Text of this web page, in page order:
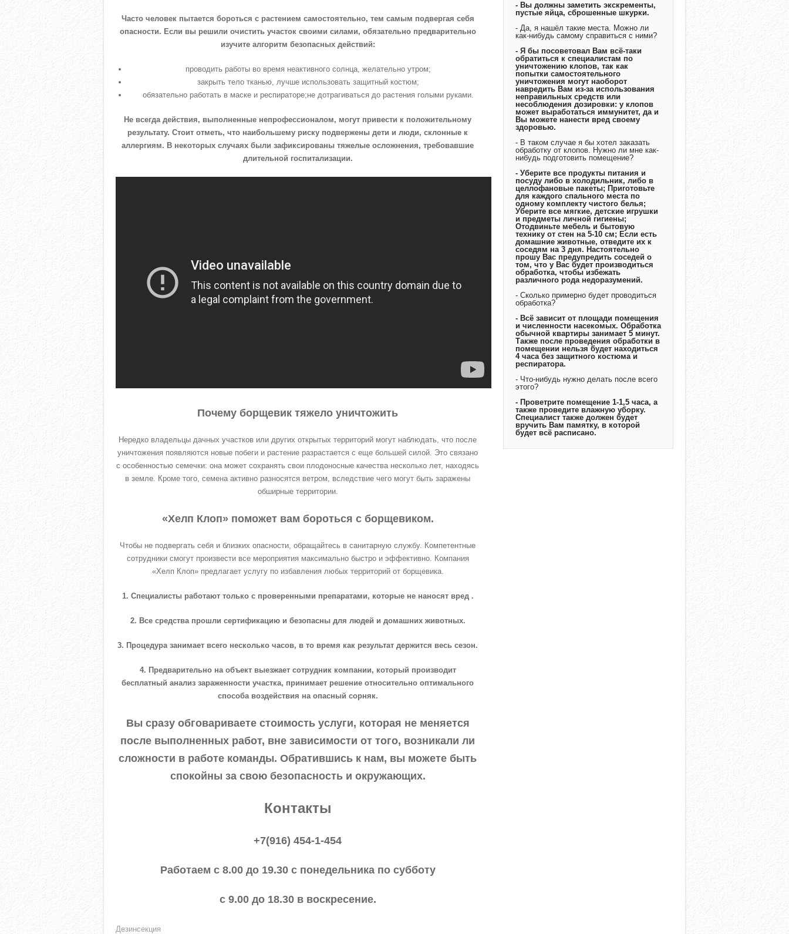
Часто человек пытается бороться с растением самостоятельно, тем самым подвергая себя
опасности. Если вы решили очистить участок своими силами, обязательно предварительно
изучите алгоритм безопасных действий:
проводить работы во время неактивного солнца, желательно утром;
закрыть тело тканью, лучше использовать защитный костюм;
обязательно работать в маске и респираторе;не дотрагиваться до растения голыми руками.
Не всегда действия, выполненные непрофессионалом, могут привести к положительному
результату. Стоит отметь, что наибольшему риску подвержены дети и люди, склонные к
аллергиям. В некоторых случаях были зафиксированы тяжелые осложнения, требовавшие
длительной госпитализации.
Почему борщевик тяжело уничтожить
Нередко владельцы дачных участков или других открытых территорий могут наблюдать, что после
уничтожения появляются новые побеги и растение разрастается с еще большей силой. Это связано
с особенностью семечки: она может сохранять свои плодоносные качества несколько лет, находясь
в земле. Кроме того, семена активно разносятся ветром, вследствие чего могут быть заражены
обширные территории.
«Хелп Клоп» поможет вам бороться с борщевиком.
Чтобы не подвергать себя и близких опасности, обращайтесь в санитарную службу. Компетентные
сотрудники смогут произвести все мероприятия максимально быстро и эффективно. Компания
«Хелп Клоп» предлагает услугу по избавления любых территорий от борщевика.
1. Специалисты работают только с проверенными препаратами, которые не наносят вред .
2. Все средства прошли сертификацию и безопасны для людей и домашних животных.
3. Процедура занимает всего несколько часов, в то время как результат держится весь сезон.
4. Предварительно на объект выезжает сотрудник компании, который производит
бесплатный анализ зараженности участка, принимает решение относительно оптимального
способа воздействия на опасный сорняк.
Вы сразу обговариваете стоимость услуги, которая не меняется
после выполненных работ, вне зависимости от того, возникали ли
сложности в работе команды. Обратившись к нам, вы можете быть
спокойны за свою безопасность и окружающих.
Контакты
+7(916) 454-1-454
Работаем с 8.00 до 19.30 с понедельника по субботу
с 9.00 до 18.30 в воскресение.
Дезинсекция
- Вы должны заметить экскременты,
пустые яйца, сброшенные шкурки.
- Да, я нашёл такие места. Можно ли
как-нибудь самому справиться с ними?
- Я бы посоветовал Вам всё-таки
обратиться к специалистам по
уничтожению клопов, так как
попытки самостоятельного
уничтожения могут наоборот
навредить Вам из-за использования
неправильных средств или
несоблюдения дозировки: у клопов
может выработаться иммунитет, да и
Вы можете нанести вред своему
здоровью.
- В таком случае я бы хотел заказать
обработку от клопов. Нужно ли мне как-
нибудь подготовить помещение?
- Уберите все продукты питания и
посуду либо в холодильник, либо в
целлофановые пакеты; Приготовьте
для каждого спального места по
одному комплекту чистого белья;
Уберите все мягкие, детские игрушки
и предметы личной гигиены;
Отодвиньте мебель и бытовую
технику от стен на 5-10 см; Если есть
домашние животные, отведите их к
соседям на 3 дня. Настоятельно
прошу Вас предупредить соседей о
том, что у Вас будет производиться
обработка, чтобы избежать
различного рода недоразумений.
- Сколько примерно будет проводиться
обработка?
- Всё зависит от площади помещения
и численности насекомых. Обработка
обычной квартиры занимает 5 минут.
Также после проведения обработки в
помещении нельзя будет находиться
4 часа без защитного костюма и
респиратора.
- Что-нибудь нужно делать после всего
этого?
- Проветрите помещение 1-1,5 часа, а
также проведите влажную уборку.
Специалист также должен будет
вручить Вам памятку, в которой
будет всё расписано.